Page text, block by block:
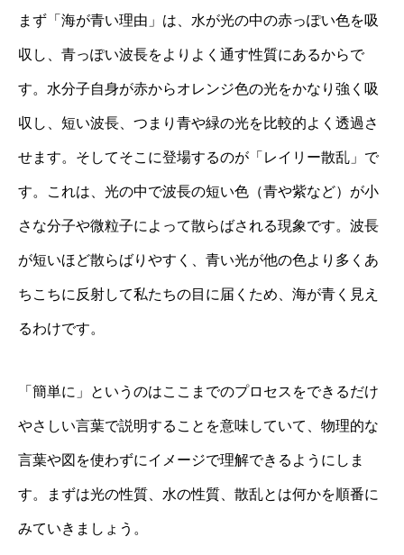
まず「海が青い理由」は、水が光の中の赤っぽい色を吸
収し、青っぽい波長をよりよく通す性質にあるからで
す。水分子自身が赤からオレンジ色の光をかなり強く吸
収し、短い波長、つまり青や緑の光を比較的よく透過さ
せます。そしてそこに登場するのが「レイリー散乱」で
す。これは、光の中で波長の短い色（青や紫など）が小
さな分子や微粒子によって散らばされる現象です。波長
が短いほど散らばりやすく、青い光が他の色より多くあ
ちこちに反射して私たちの目に届くため、海が青く見え
るわけです。
「簡単に」というのはここまでのプロセスをできるだけ
やさしい言葉で説明することを意味していて、物理的な
言葉や図を使わずにイメージで理解できるようにしま
す。まずは光の性質、水の性質、散乱とは何かを順番に
みていきましょう。